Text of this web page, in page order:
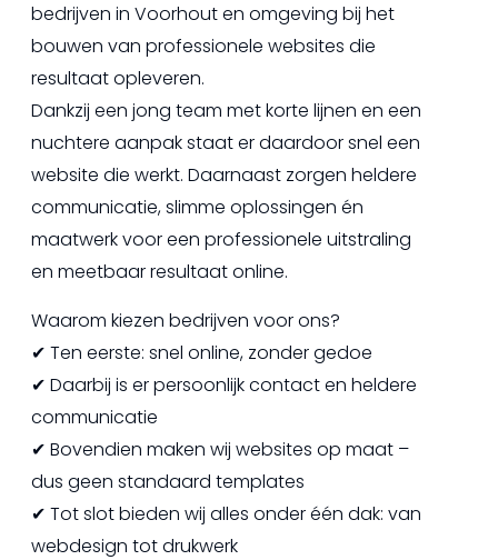
bedrijven in Voorhout en omgeving bij het
bouwen van professionele websites die
resultaat opleveren.
Dankzij een jong team met korte lijnen en een
nuchtere aanpak staat er daardoor snel een
website die werkt. Daarnaast zorgen heldere
communicatie, slimme oplossingen én
maatwerk voor een professionele uitstraling
en meetbaar resultaat online.
Waarom kiezen bedrijven voor ons?
✔ Ten eerste: snel online, zonder gedoe
✔ Daarbij is er persoonlijk contact en heldere
communicatie
✔ Bovendien maken wij websites op maat –
dus geen standaard templates
✔ Tot slot bieden wij alles onder één dak: van
webdesign tot drukwerk